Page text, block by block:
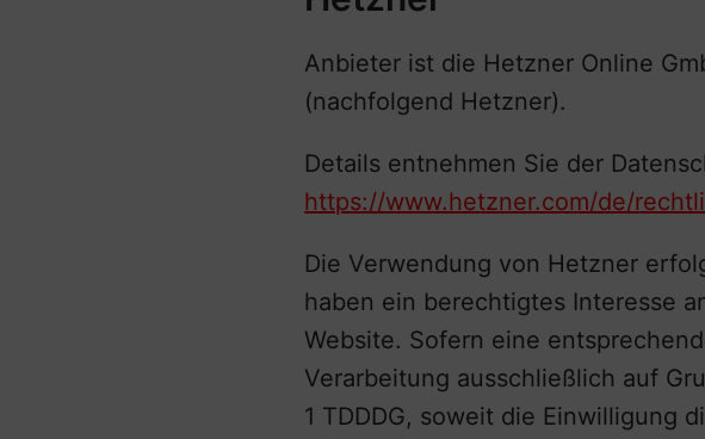
Anbieter ist die Hetzner Online
(nachfolgend Hetzner).
Details entnehmen Sie der
https://www.hetzner.com/de/
Die Verwendung von Hetzner
haben ein berechtigtes Interesse
Website. Sofern eine
Verarbeitung ausschließlich auf
1 TDDDG, soweit die Einwilligung